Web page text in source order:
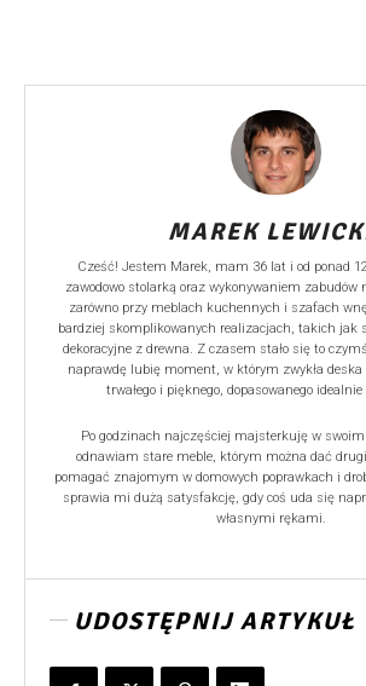
MAREK
Cześć! Jestem Marek, mam 36 lat i od ponad
zawodowo stolarką oraz wykonywaniem zabudów
zarówno przy meblach kuchennych i szafach
bardziej skomplikowanych realizacjach, takich jak
dekoracyjne z drewna. Z czasem stało się to
naprawdę lubię moment, w którym zwykła
trwałego i pięknego, dopasowanego
Po godzinach najczęściej majsterkuję w
odnawiam stare meble, którym można dać
pomagać znajomym w domowych poprawkach i
sprawia mi dużą satysfakcję, gdy coś uda się
własnymi rękami.
UDOSTĘPNIJ ARTYKUŁ